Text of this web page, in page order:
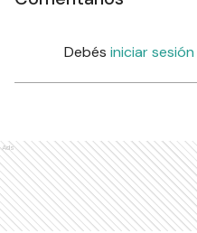
Debés iniciar sesión
Ads